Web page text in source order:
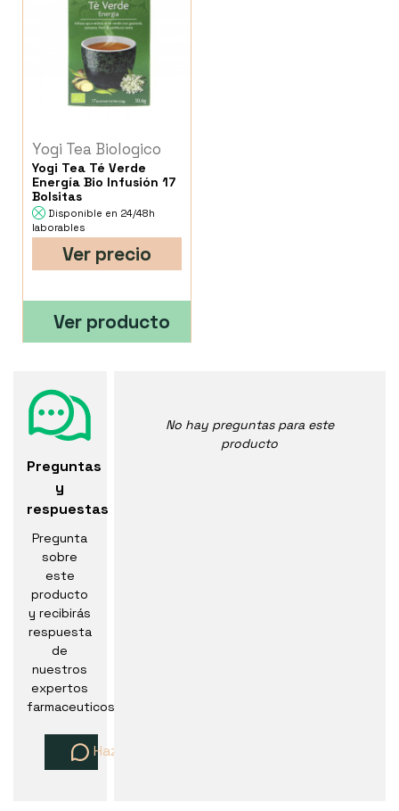
Yogi Tea Biologico
Yogi Tea Té Verde
Energía Bio Infusión 17
Bolsitas
Disponible en 24/48h
laborables
Ver precio
Ver producto
Preguntas
y
respuestas
Pregunta
sobre
este
producto
y recibirás
respuesta
de
nuestros
expertos
farmaceuticos
Haz una pregunta
No hay preguntas para este
producto